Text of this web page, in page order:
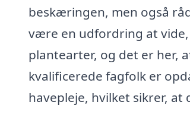
beskæringen, men også
være en udfordring at
plantearter, og det er her,
kvalificerede fagfolk er
havepleje, hvilket sikrer,